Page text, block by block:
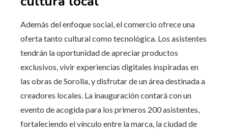
Además del enfoque social, el comercio ofrece una
oferta tanto cultural como tecnológica. Los asistentes
tendrán la oportunidad de apreciar productos
exclusivos, vivir experiencias digitales inspiradas en
las obras de Sorolla, y disfrutar de un área destinada a
creadores locales. La inauguración contará con un
evento de acogida para los primeros 200 asistentes,
fortaleciendo el vínculo entre la marca, la ciudad de